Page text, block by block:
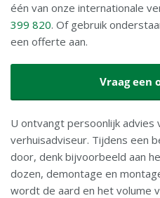
één van onze internationale
399 820. Of gebruik
een offerte aan.
Vraag een
U ontvangt persoonlijk advies
verhuisadviseur. Tijdens een
door, denk bijvoorbeeld aan
dozen, demontage en
wordt de aard en het volume